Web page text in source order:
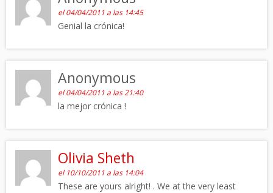
el 04/04/2011 a las 14:45
Genial la crónica!
Anonymous
el 04/04/2011 a las 21:40
la mejor crónica !
Olivia Sheth
el 10/10/2011 a las 14:04
These are yours alright! . We at the very least